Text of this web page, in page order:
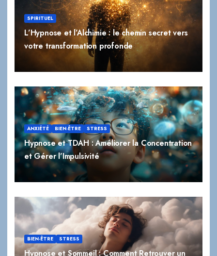
SPIRITUEL
L’Hypnose et l’Alchimie : le chemin secret vers
votre transformation profonde
ANXIÉTÉ BIEN-ÊTRE STRESS
Hypnose et TDAH : Améliorer la Concentration
et Gérer l’Impulsivité
BIEN-ÊTRE STRESS
Hypnose et Sommeil : Comment Retrouver un